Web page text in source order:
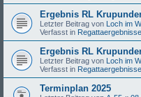
Ergebnis RL
Letzter Beitrag von Loch im
Verfasst in Regattaergebnisse
Ergebnis RL
Letzter Beitrag von Loch im
Verfasst in Regattaergebnisse
Terminplan 2025